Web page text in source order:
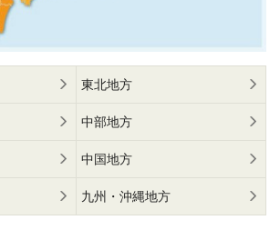
東北地方
中部地方
中国地方
九州・沖縄地方